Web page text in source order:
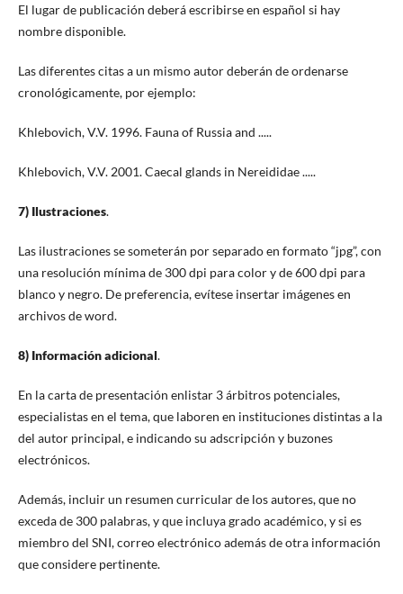
El lugar de publicación deberá escribirse en español si hay
nombre disponible.
Las diferentes citas a un mismo autor deberán de ordenarse
cronológicamente, por ejemplo:
Khlebovich, V.V. 1996. Fauna of Russia and .....
Khlebovich, V.V. 2001. Caecal glands in Nereididae .....
7) Ilustraciones.
Las ilustraciones se someterán por separado en formato “jpg”, con
una resolución mínima de 300 dpi para color y de 600 dpi para
blanco y negro. De preferencia, evítese insertar imágenes en
archivos de word.
8) Información adicional.
En la carta de presentación enlistar 3 árbitros potenciales,
especialistas en el tema, que laboren en instituciones distintas a la
del autor principal, e indicando su adscripción y buzones
electrónicos.
Además, incluir un resumen curricular de los autores, que no
exceda de 300 palabras, y que incluya grado académico, y si es
miembro del SNI, correo electrónico además de otra información
que considere pertinente.